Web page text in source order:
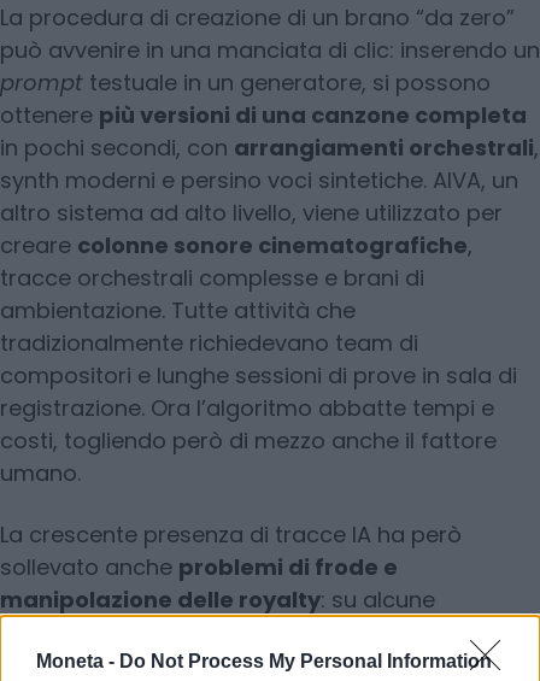
Moneta - Do Not Process My Personal Information
La procedura di creazione di un brano “da zero”
può avvenire in una manciata di clic: inserendo un
prompt testuale in un generatore, si possono
ottenere più versioni di una canzone completa
in pochi secondi, con arrangiamenti orchestrali,
synth moderni e persino voci sintetiche. AIVA, un
altro sistema ad alto livello, viene utilizzato per
creare colonne sonore cinematografiche,
tracce orchestrali complesse e brani di
ambientazione. Tutte attività che
tradizionalmente richiedevano team di
compositori e lunghe sessioni di prove in sala di
registrazione. Ora l’algoritmo abbatte tempi e
costi, togliendo però di mezzo anche il fattore
umano.
La crescente presenza di tracce IA ha però
sollevato anche problemi di frode e
manipolazione delle royalty: su alcune
riproduzioni attribuite a brani generati da IA